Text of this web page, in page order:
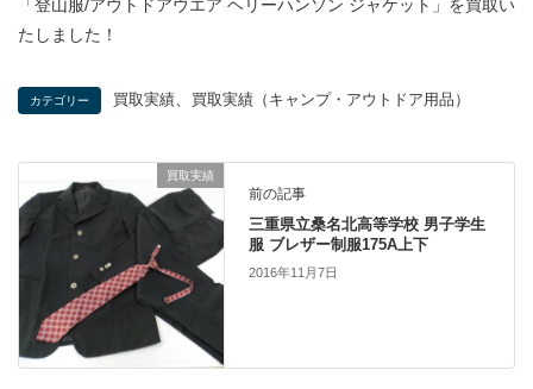
「登山服/アウトドアウエア ヘリーハンソン ジャケット」を買取い
たしました！
カテゴリー 買取実績 買取実績（キャンプ・アウトドア用品）
買取実績
前の記事
三重県立桑名北高等学校 男子学生
服 ブレザー制服175A上下
2016年11月7日